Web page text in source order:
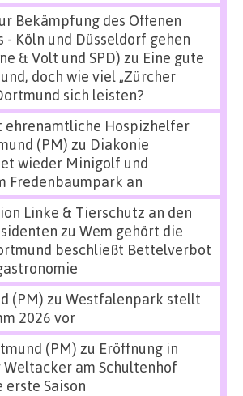
Bekämpfung des Offenen
- Köln und Düsseldorf gehen
& Volt und SPD) zu Eine gute
doch wie viel „Zürcher
sich leisten?
ehrenamtliche Hospizhelfer
(PM) zu Diakonie
wieder Minigolf und
Fredenbaumpark an
Linke & Tierschutz an den
zu Wem gehört die
beschließt Bettelverbot
(PM) zu Westfalenpark stellt
2026 vor
(PM) zu Eröffnung in
Weltacker am Schultenhof
Saison